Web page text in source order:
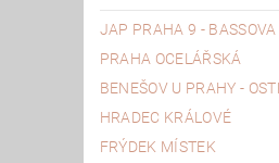
JAP PRAHA 9 - BASSOVA
PRAHA OCELÁŘSKÁ
BENEŠOV U PRAHY -
HRADEC KRÁLOVÉ
FRÝDEK MÍSTEK